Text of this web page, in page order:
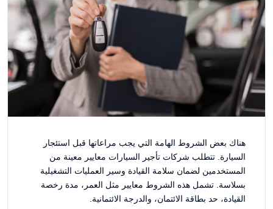
هناك بعض الشروط الهامة التي يجب مراعاتها قبل استئجار
السيارة. تتطلب شركات تأجير السيارات معايير معينة من
المستخدمين لضمان سلامة القيادة وسير العمليات التشغيلية
بسلاسة. تشمل هذه الشروط معايير مثل العمر، مدة رخصة
القيادة، حد بطاقة الائتمان، والدرجة الائتمانية.